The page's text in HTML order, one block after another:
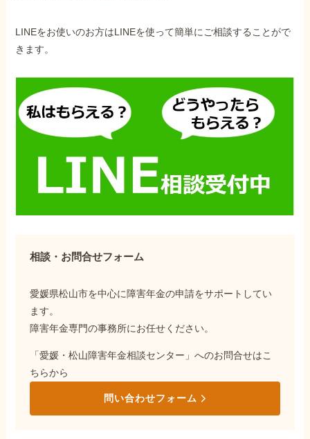
LINEをお使いのお方はLINEを使って簡単にご相談することがで
きます。
相談・お問合せフォーム
愛媛県松山市を中心に障害年金の申請をサポートしてい
ます。
障害年金専門の事務所にお任せください。
「愛媛・松山障害年金相談センター」へのお問合せはこ
ちらから
問い合わせフォーム